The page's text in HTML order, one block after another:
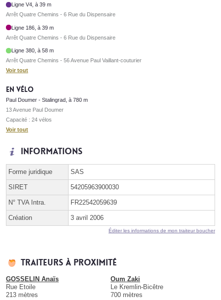
Ligne V4, à 39 m
Arrêt Quatre Chemins - 6 Rue du Dispensaire
Ligne 186, à 39 m
Arrêt Quatre Chemins - 6 Rue du Dispensaire
Ligne 380, à 58 m
Arrêt Quatre Chemins - 56 Avenue Paul Vaillant-couturier
Voir tout
En vélo
Paul Doumer - Stalingrad, à 780 m
13 Avenue Paul Doumer
Capacité : 24 vélos
Voir tout
Informations
Forme juridique SAS
SIRET 54205963900030
N° TVA Intra. FR22542059639
Création 3 avril 2006
Éditer les informations de mon traiteur boucher
Traiteurs à proximité
GOSSELIN Anaïs
Rue Etoile
213 mètres
Oum Zaki
Le Kremlin-Bicêtre
700 mètres